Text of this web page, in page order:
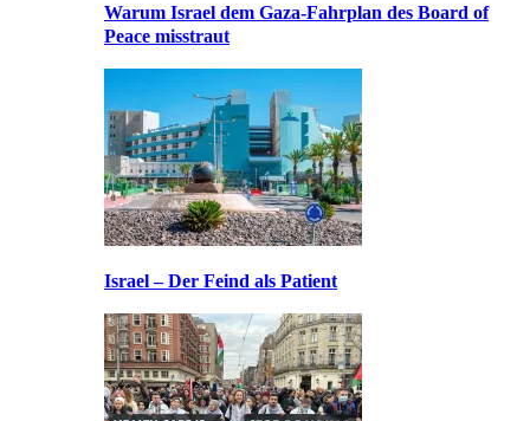
Warum Israel dem Gaza-Fahrplan des Board of
Peace misstraut
Israel – Der Feind als Patient